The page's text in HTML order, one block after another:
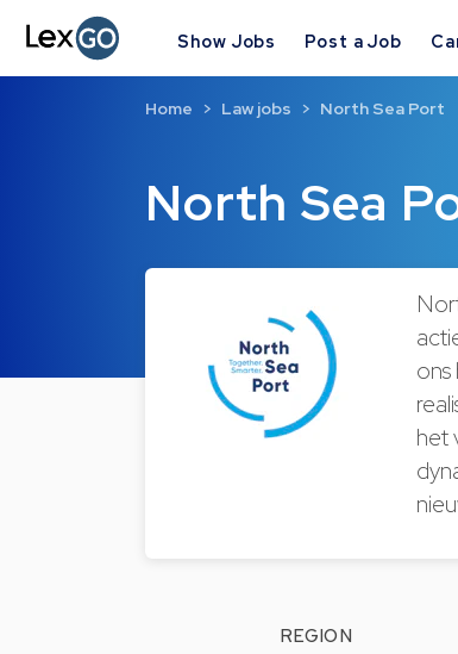
Show Jobs Post a Job
North Sea
Home Law jobs North Sea Port
het
REGION